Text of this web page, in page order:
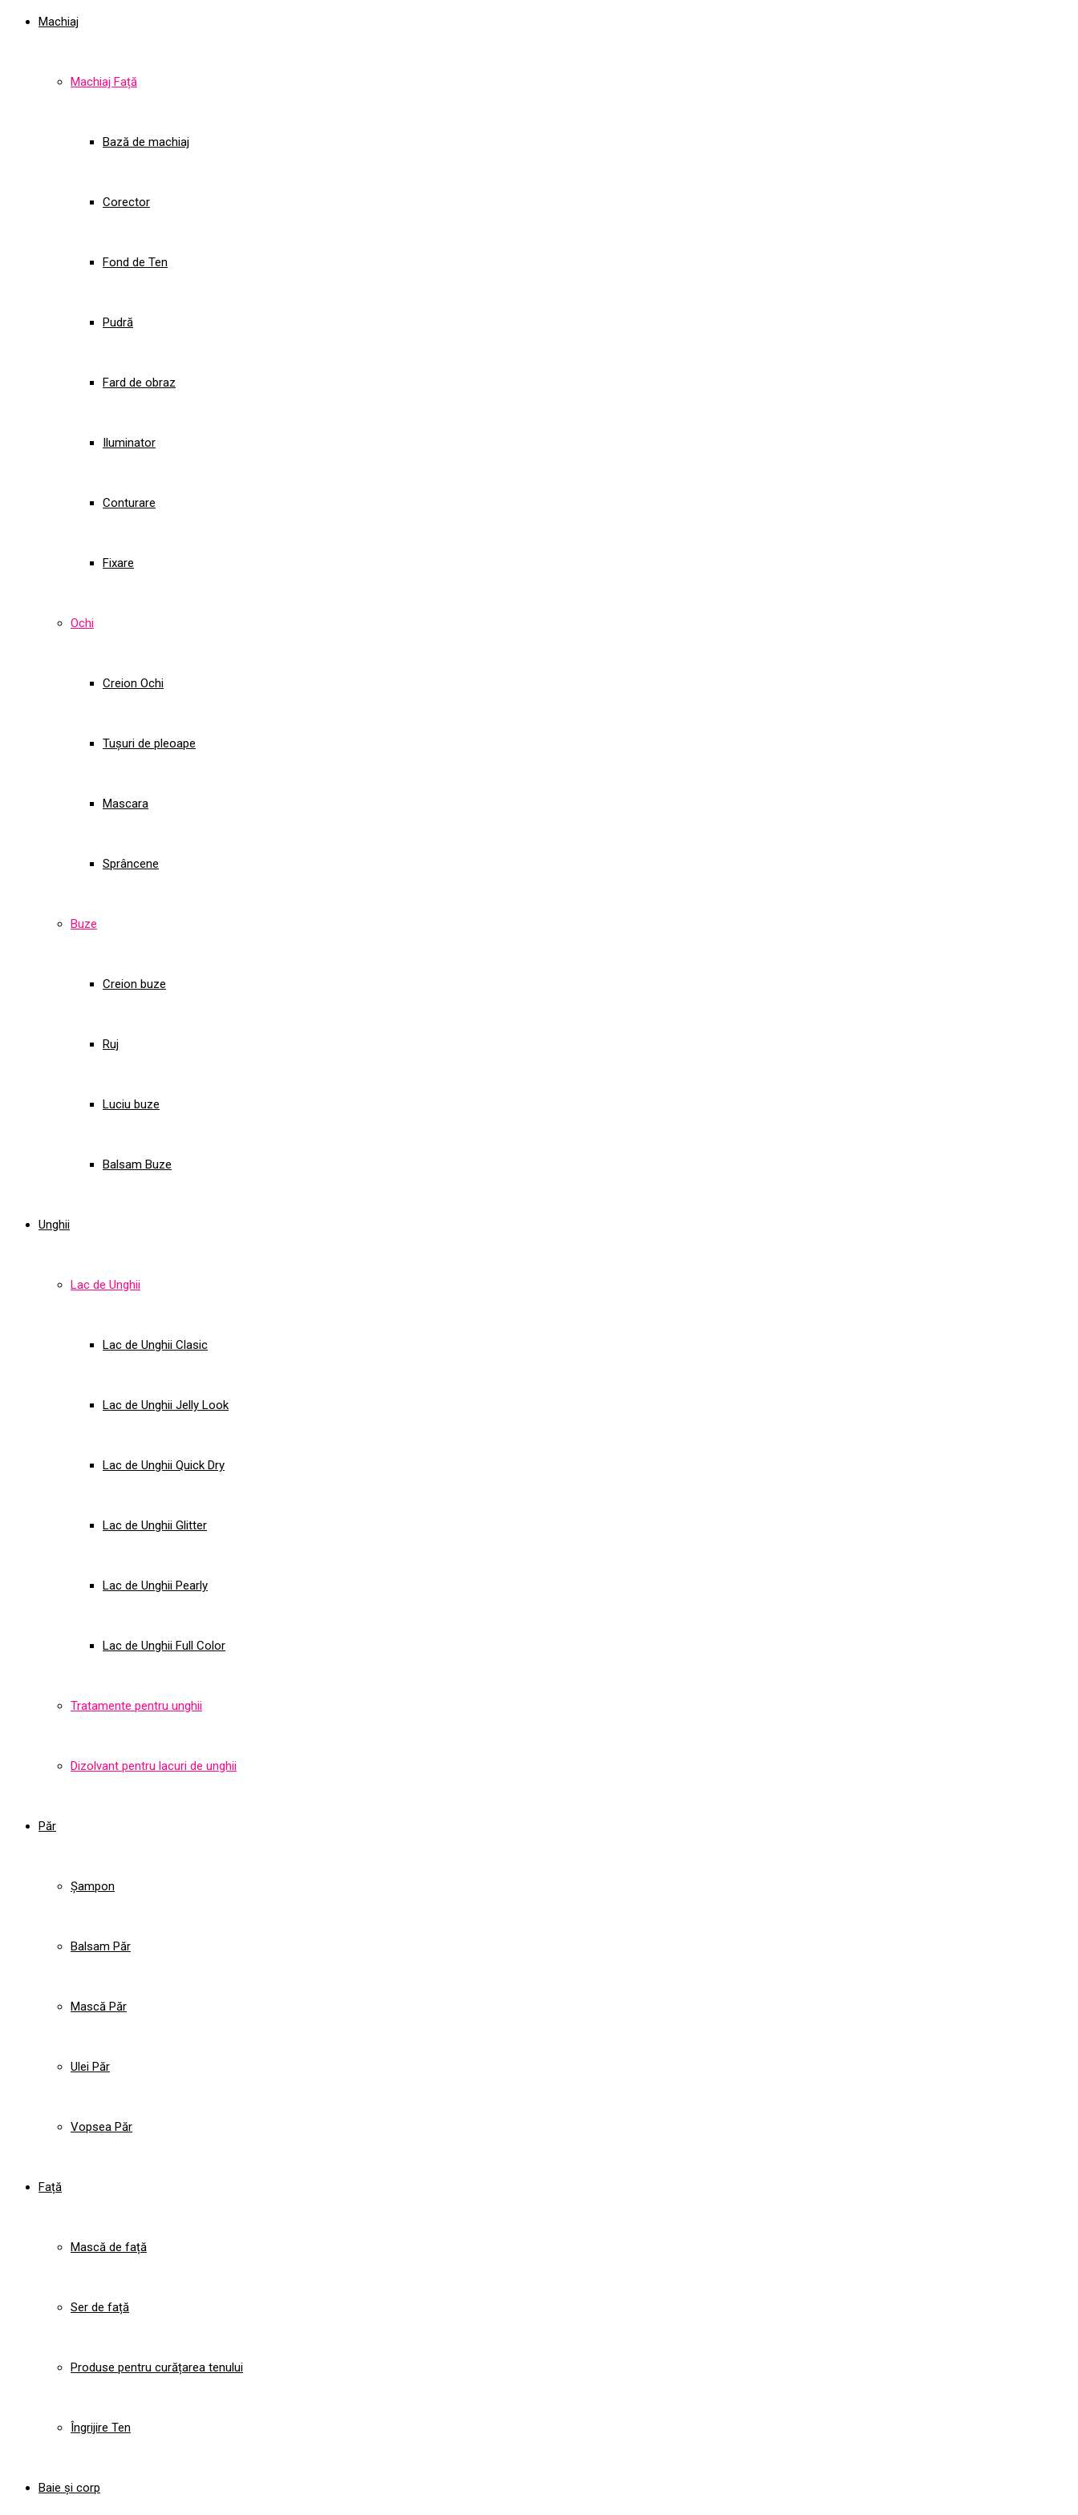
Machiaj
Machiaj Față
Bază de machiaj
Corector
Fond de Ten
Pudră
Fard de obraz
Iluminator
Conturare
Fixare
Ochi
Creion Ochi
Tușuri de pleoape
Mascara
Sprâncene
Buze
Creion buze
Ruj
Luciu buze
Balsam Buze
Unghii
Lac de Unghii
Lac de Unghii Clasic
Lac de Unghii Jelly Look
Lac de Unghii Quick Dry
Lac de Unghii Glitter
Lac de Unghii Pearly
Lac de Unghii Full Color
Tratamente pentru unghii
Dizolvant pentru lacuri de unghii
Păr
Șampon
Balsam Păr
Mască Păr
Ulei Păr
Vopsea Păr
Față
Mască de față
Ser de față
Produse pentru curățarea tenului
Îngrijire Ten
Baie și corp